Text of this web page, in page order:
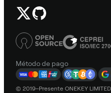
Método de pago
© 2019–Presente ONEKEY